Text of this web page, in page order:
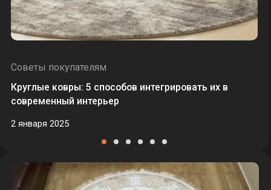
Советы покупателям
2 января 2025
Круглые ковры: 5 способов интегрировать их в
современный интерьер